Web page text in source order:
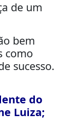
de um
bem
como
sucesso.
do
Luiza;